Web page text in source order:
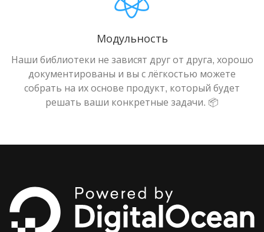
Модульность
Наши библиотеки не зависят друг от друга, хорошо
документированы и вы с лёгкостью можете
собрать на их основе продукт, который будет
решать ваши конкретные задачи. 📦